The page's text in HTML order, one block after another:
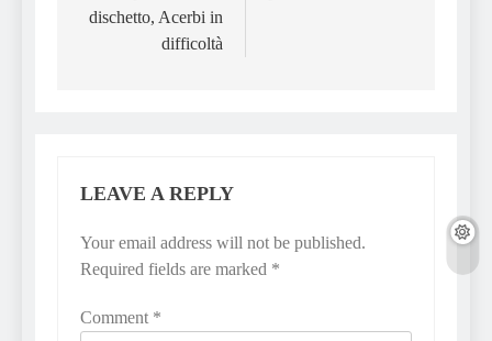
dischetto, Acerbi in
difficoltà
LEAVE A REPLY
Your email address will not be published.
Required fields are marked *
Comment *